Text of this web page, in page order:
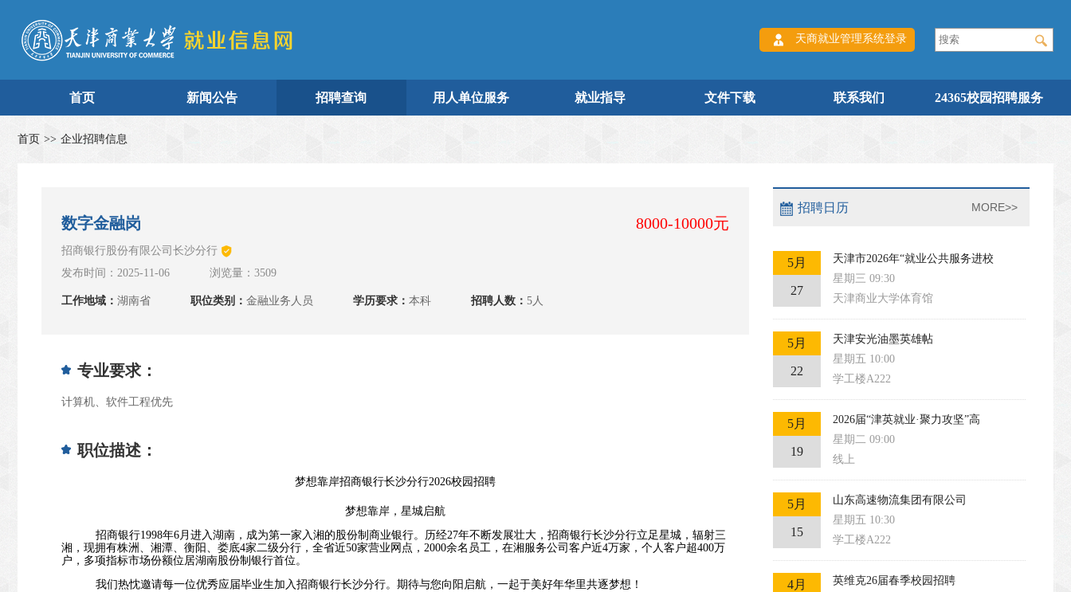
天商就业管理系统登录
首页 新闻公告 招聘查询 用人单位服务 就业指导 文件下载 联系我们 24365校园招聘服务
首页 >> 企业招聘信息
8000-10000元
数字金融岗
招商银行股份有限公司长沙分行
发布时间：2025-11-06
浏览量：3509
工作地域： 湖南省 职位类别： 金融业务人员 学历要求： 本科 招聘人数： 5人
专业要求：
计算机、软件工程优先
职位描述：
梦想靠岸招商银行长沙分行2026校园招聘
梦想靠岸 ，星城启航
招商银行1998年6月进入湖南，成为第一家 入湘的股份制商业银行。历经27年不断发展壮大，招商银行长沙分行立足星城，辐射三
湘，现拥有株洲、湘潭、衡阳、娄底4家二级分行，全省近50家营业网点，2000余名员工，在湘服务公司客户近4万家，个人客户超400万
户 ， 多项指标市场份额位居湖南股份制银行首位。
我们热忱邀请每一位优秀应届毕业生加入招商银行长沙分行。期待与您向阳启航，一起于美好年华里共逐梦想！
招聘日历 MORE>>
5月
27
天津市2026年“就业公共服务进校
星期三 09:30
天津商业大学体育馆
5月
22
天津安光油墨英雄帖
星期五 10:00
学工楼A222
5月
19
2026届“津英就业·聚力攻坚”高
星期二 09:00
线上
5月
15
山东高速物流集团有限公司
星期五 10:30
学工楼A222
4月
英维克26届春季校园招聘